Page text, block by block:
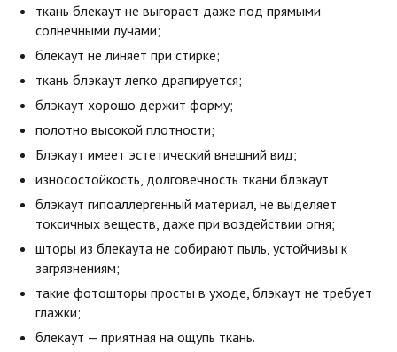
ткань блекаут не выгорает даже под прямыми
солнечными лучами;
блекаут не линяет при стирке;
ткань блэкаут легко драпируется;
блэкаут хорошо держит форму;
полотно высокой плотности;
Блэкаут имеет эстетический внешний вид;
износостойкость, долговечность ткани блэкаут
блэкаут гипоаллергенный материал, не выделяет
токсичных веществ, даже при воздействии огня;
шторы из блекаута не собирают пыль, устойчивы к
загрязнениям;
такие фотошторы просты в уходе, блэкаут не требует
глажки;
блекаут — приятная на ощупь ткань.